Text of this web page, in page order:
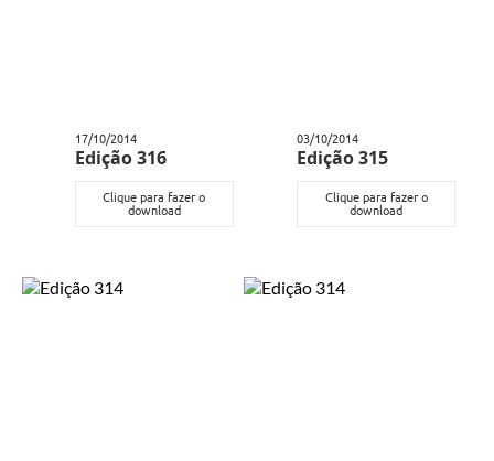
17/10/2014
Edição 316
Clique para fazer o
download
03/10/2014
Edição 315
Clique para fazer o
download